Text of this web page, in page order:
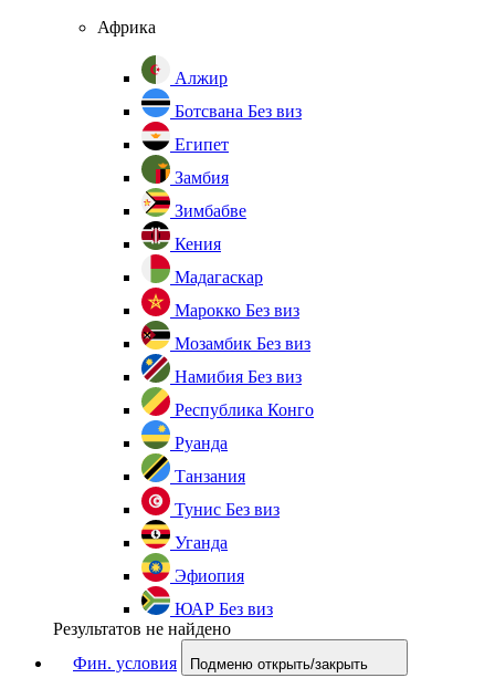
Африка
Алжир
Ботсвана Без виз
Египет
Замбия
Зимбабве
Кения
Мадагаскар
Марокко Без виз
Мозамбик Без виз
Намибия Без виз
Республика Конго
Руанда
Танзания
Тунис Без виз
Уганда
Эфиопия
ЮАР Без виз
Результатов не найдено
Фин. условия
Подменю открыть/закрыть